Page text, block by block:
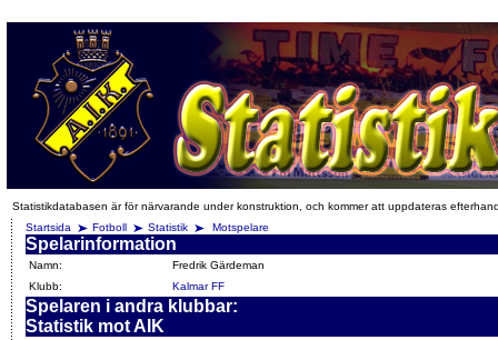
Statistikdatabasen är för närvarande under konstruktion, och kommer att uppdateras
Startsida
Fotboll Statistik Motspelare
Spelarinformation
Namn:
Fredrik Gärdeman
Klubb:
Kalmar FF
Spelaren i andra klubbar:
Statistik mot AIK